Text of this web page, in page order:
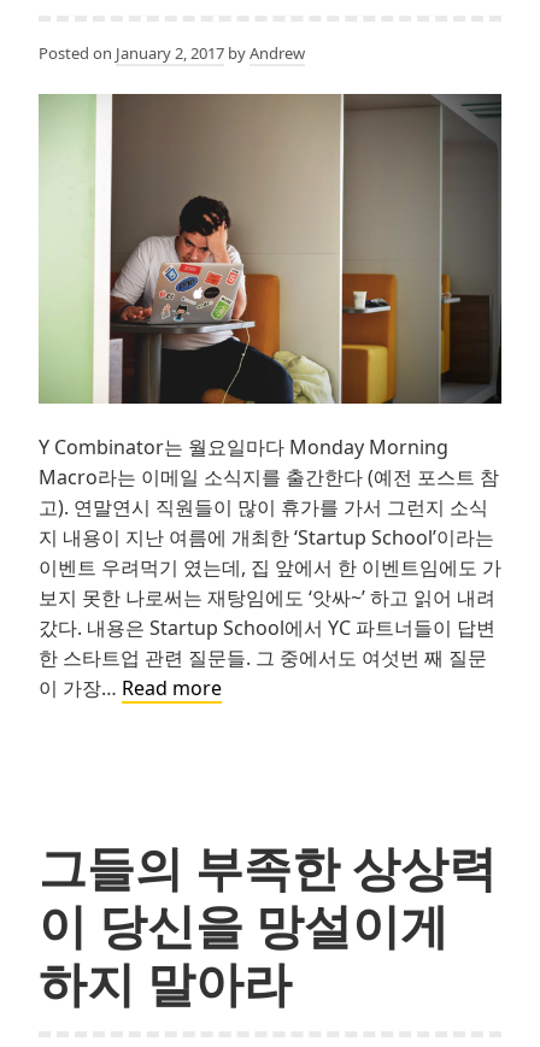
Posted on January 2, 2017 byAndrew
Y Combinator는 월요일마다 Monday Morning
Macro라는 이메일 소식지를 출간한다 (예전 포스트 참
고). 연말연시 직원들이 많이 휴가를 가서 그런지 소식
지 내용이 지난 여름에 개최한 ‘Startup School’이라는
이벤트 우려먹기 였는데, 집 앞에서 한 이벤트임에도 가
보지 못한 나로써는 재탕임에도 ‘앗싸~’ 하고 읽어 내려
갔다. 내용은 Startup School에서 YC 파트너들이 답변
한 스타트업 관련 질문들. 그 중에서도 여섯번 째 질문
이 가장… Read more스
자
들
이
시
간
그들의 부족한 상상력
이 당신을 망설이게
하지 말아라